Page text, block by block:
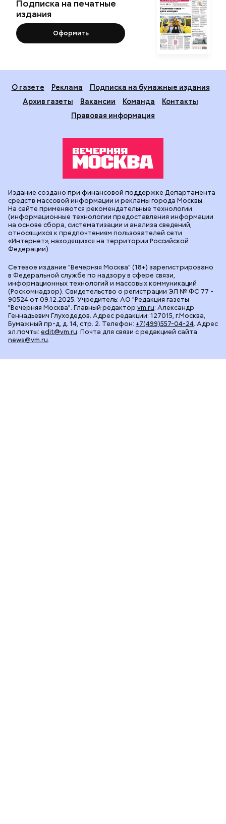
Подписка на печатные
издания
Оформить
О газете Реклама
Подписка на бумажные издания
Архив газеты
Вакансии Команда
Контакты
Правовая информация
Сетевое издание "Вечерняя Москва" (18+) зарегистрировано
в Федеральной службе по надзору в сфере связи,
информационных технологий и массовых коммуникаций
(Роскомнадзор). Свидетельство о регистрации ЭЛ № ФС 77 -
90524 от 09.12.2025. Учредитель: АО "Редакция газеты
"Вечерняя Москва". Главный редактор vm.ru: Александр
Геннадьевич Глуходедов. Адрес редакции: 127015, г.Москва,
Бумажный пр-д, д. 14, стр. 2. Телефон: +7(499)557-04-24. Адрес
эл.почты: edit@vm.ru. Почта для связи с редакцией сайта:
news@vm.ru.
Издание создано при финансовой поддержке Департамента
средств массовой информации и рекламы города Москвы.
На сайте применяются рекомендательные технологии
(информационные технологии предоставления информации
на основе сбора, систематизации и анализа сведений,
относящихся к предпочтениям пользователей сети
«Интернет», находящихся на территории Российской
Федерации).